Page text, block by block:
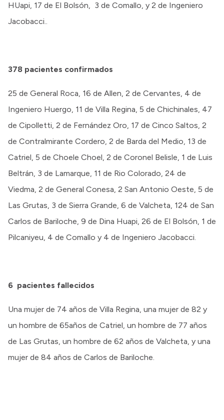
HUapi, 17 de El Bolsón, 3 de Comallo, y 2 de Ingeniero
Jacobacci..
378 pacientes confirmados
25 de General Roca, 16 de Allen, 2 de Cervantes, 4 de
Ingeniero Huergo, 11 de Villa Regina, 5 de Chichinales, 47
de Cipolletti, 2 de Fernández Oro, 17 de Cinco Saltos, 2
de Contralmirante Cordero, 2 de Barda del Medio, 13 de
Catriel, 5 de Choele Choel, 2 de Coronel Belisle, 1 de Luis
Beltrán, 3 de Lamarque, 11 de Rio Colorado, 24 de
Viedma, 2 de General Conesa, 2 San Antonio Oeste, 5 de
Las Grutas, 3 de Sierra Grande, 6 de Valcheta, 124 de San
Carlos de Bariloche, 9 de Dina Huapi, 26 de El Bolsón, 1 de
Pilcaniyeu, 4 de Comallo y 4 de Ingeniero Jacobacci.
6 pacientes fallecidos
Una mujer de 74 años de Villa Regina, una mujer de 82 y
un hombre de 65años de Catriel, un hombre de 77 años
de Las Grutas, un hombre de 62 años de Valcheta, y una
mujer de 84 años de Carlos de Bariloche.